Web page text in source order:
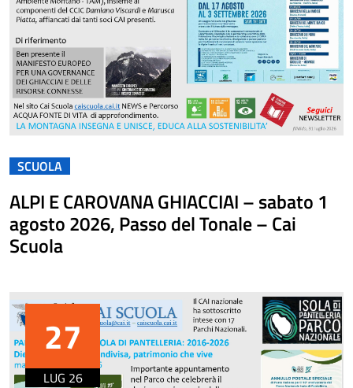
SCUOLA
ALPI E CAROVANA GHIACCIAI – sabato 1
agosto 2026, Passo del Tonale – Cai
Scuola
27
LUG 26